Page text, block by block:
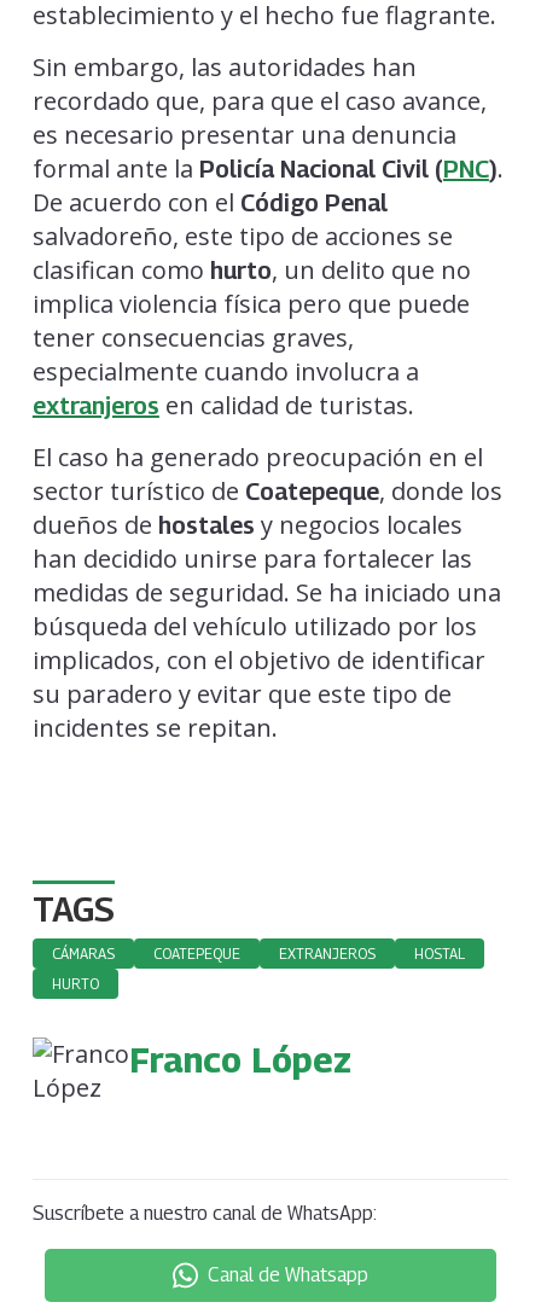
establecimiento y el hecho fue flagrante.
Sin embargo, las autoridades han
recordado que, para que el caso avance,
es necesario presentar una denuncia
formal ante la Policía Nacional Civil (PNC).
De acuerdo con el Código Penal
salvadoreño, este tipo de acciones se
clasifican como hurto, un delito que no
implica violencia física pero que puede
tener consecuencias graves,
especialmente cuando involucra a
extranjeros en calidad de turistas.
El caso ha generado preocupación en el
sector turístico de Coatepeque, donde los
dueños de hostales y negocios locales
han decidido unirse para fortalecer las
medidas de seguridad. Se ha iniciado una
búsqueda del vehículo utilizado por los
implicados, con el objetivo de identificar
su paradero y evitar que este tipo de
incidentes se repitan.
TAGS
CÁMARAS COATEPEQUE EXTRANJEROS
HOSTAL
HURTO
Franco López
Suscríbete a nuestro canal de WhatsApp:
Canal de Whatsapp